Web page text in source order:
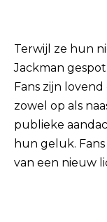
Terwijl ze hun
Jackman
Fans zijn
zowel op als
publieke
hun geluk.
van een nieuw